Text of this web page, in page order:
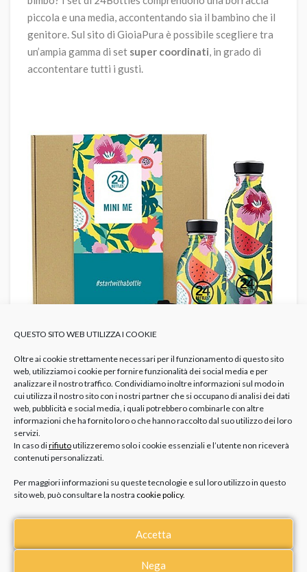
QUESTO SITO WEB UTILIZZA I COOKIE
Oltre ai cookie strettamente necessari per il funzionamento di questo sito
web, utilizziamo i cookie per fornire funzionalità dei social media e per
analizzare il nostro traffico. Condividiamo inoltre informazioni sul modo in
cui utilizza il nostro sito con i nostri partner che si occupano di analisi dei dati
web, pubblicità e social media, i quali potrebbero combinarle con altre
informazioni che ha fornito loro o che hanno raccolto dal suo utilizzo dei loro
servizi.
In caso dirifiutoutilizzeremo solo i cookie essenziali e l’utente non riceverà
contenuti personalizzati.
Per maggiori informazioni su queste tecnologie e sul loro utilizzo in questo
sito web, può consultare la nostra cookie policy.
Accetta
Nega
piccola e una media, accontentando sia il bambino che il
genitore. Sul sito di GioiaPura è possibile scegliere tra
un’ampia gamma di set super coordinati, in grado di
accontentare tutti i gusti.
Sicure,sostenibiliecolorate, le borracce per bambini
da scegliere sono sicuramentequelle firmate
24Bottles!
Tags: Novità